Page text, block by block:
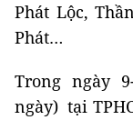
Phát Lộc,
Phát…
Trong ngày
ngày) tại